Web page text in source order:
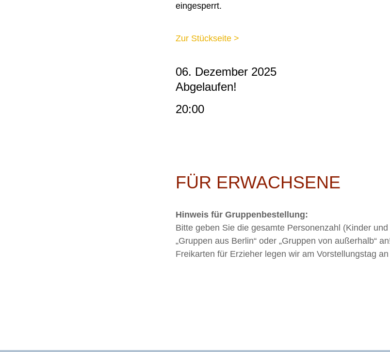
eingesperrt.
Zur Stückseite >
06. Dezember 2025
Abgelaufen!
20:00
FÜR ERWACHSENE
Hinweis für Gruppenbestellung:
Bitte geben Sie die gesamte Personenzahl (Kinder
„Gruppen aus Berlin“ oder „Gruppen von außerhalb“
Freikarten für Erzieher legen wir am Vorstellungstag